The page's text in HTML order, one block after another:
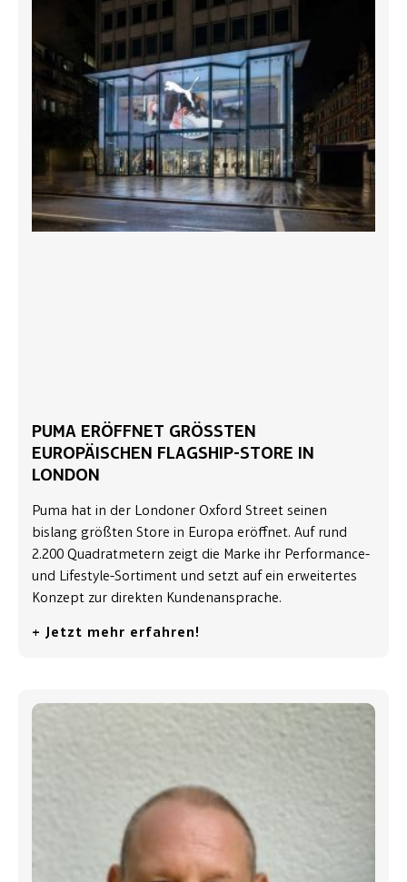
PUMA ERÖFFNET GRÖSSTEN E
UROPÄISCHEN FLAGSHIP-STORE IN L
ONDON
Puma hat in der Londoner Oxford Street seinen
bislang größten Store in Europa eröffnet. Auf rund
2.200 Quadratmetern zeigt die Marke ihr Performance-
und Lifestyle-Sortiment und setzt auf ein erweitertes
Konzept zur direkten Kundenansprache.
+ Jetzt mehr erfahren!